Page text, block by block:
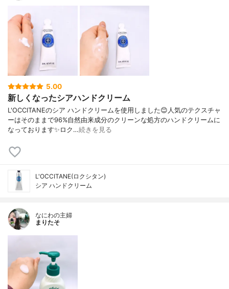
5.00
新しくなったシアハンドクリーム
L'OCCITANEのシア ハンドクリームを使用しました😊人気のテクスチャ
ーはそのままで96%自然由来成分のクリーンな処方のハンドクリームに
なっております✨ロク…続きを見る
L'OCCITANE(ロクシタン)
シア ハンドクリーム
なにわの主婦
まりたそ